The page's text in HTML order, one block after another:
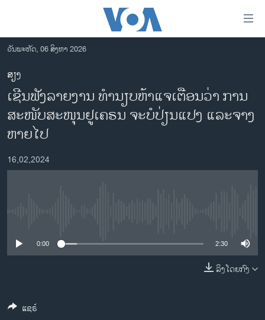
ເຂົ້າ
ຫາ
ຂ້າມ
ຂ້າມ
ຂ້າມ
ໄປ
ຫາ
ຊອກ
ຄົ້ນ
ລາວ
ອາເມຣິກາ
ການເລືອກຕັ້ງ ປະທານາທີບໍດີ ສະຫະລັດ 2024
ໂລກ
ຊຸມຊົນຊາວລາວ
ວັນພະຫັດ, 06 ສິງຫາ 2026
ສຽງ
ເຊີນ​ຟັງ​ລາຍ​ງານ ທຳ​ນຽບ​ຫ້າ​ແຈ​ເຕືອນ​ວ່າ ການ​
ສະ​ໜັບ​ສະ​ໜຸນ​ຢູ​ເຄ​ຣນ ຈະ​ບໍ​ປ່ຽນ​ແປງ ແລະ​ຈາງ​
ຫາຍ​ໄປ
16,02,2024
0:00 2:30
ລິງໂດຍກົງ
ແຊຣ໌